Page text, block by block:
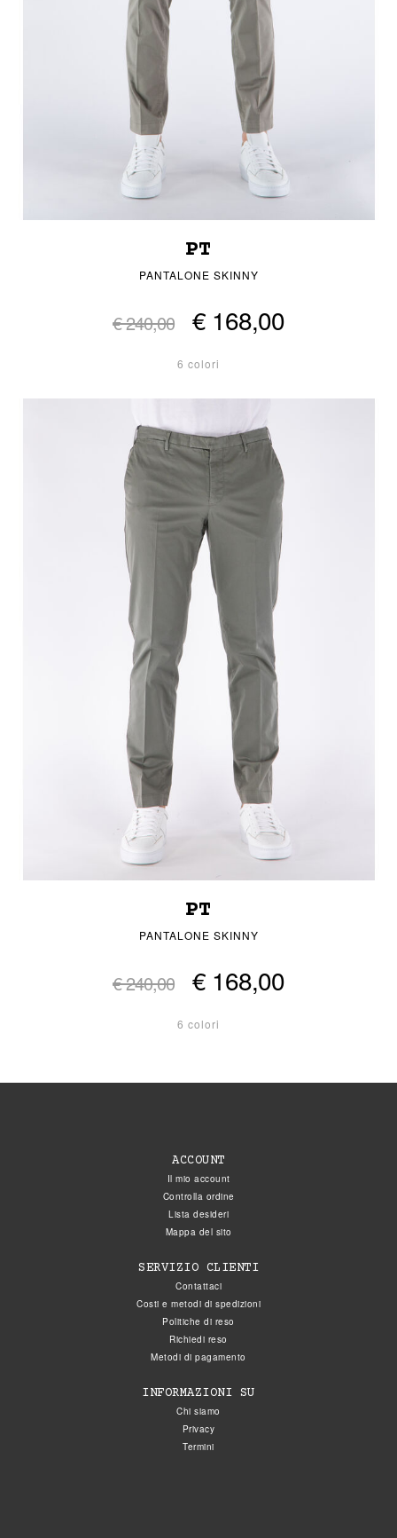
PT
PANTALONE SKINNY
€ 240,00 € 168,00
6 colori
PT
PANTALONE SKINNY
€ 240,00 € 168,00
6 colori
ACCOUNT
Il mio account
Controlla ordine
Lista desideri
Mappa del sito
SERVIZIO CLIENTI
Contattaci
Costi e metodi di spedizioni
Politiche di reso
Richiedi reso
Metodi di pagamento
INFORMAZIONI SU
Chi siamo
Privacy
Termini